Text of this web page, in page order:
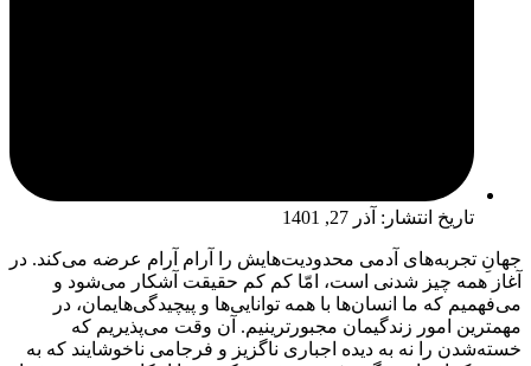
تاریخ انتشار: آذر 27, 1401
جهانِ تجربه‌های آدمی محدودیت‌هایش را آرام آرام عرضه می‌کند. در
آغاز همه چیز شدنی است، امّا کم کم حقیقت آشکار می‌شود و
می‌فهمیم که ما انسان‌ها با همه توانایی‌ها و پیچیدگی‌هایمان، در
مهمترین امور زندگیمان مجبورترینیم. آن وقت می‌پذیریم که
خسته‌شدن را نه به دیده اجباری ناگزیز و فرجامی ناخوشایند که به